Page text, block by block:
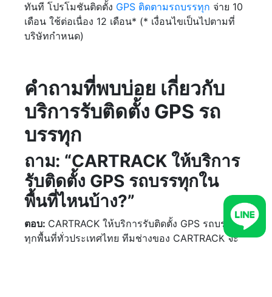
ทันที โปรโมชันติดตั้ง GPS ติดตามรถบรรทุก จ่าย 10
เดือน ใช้ต่อเนื่อง 12 เดือน* (* เงื่อนไขเป็นไปตามที่
บริษัทกำหนด)
คำถามที่พบบ่อย เกี่ยวกับ
บริการรับติดตั้ง GPS รถ
บรรทุก
ถาม: “CARTRACK ให้บริการ
รับติดตั้ง GPS รถบรรทุกใน
พื้นที่ไหนบ้าง?”
ตอบ: CARTRACK ให้บริการรับติดตั้ง GPS รถบรรทุก
ทุกพื้นที่ทั่วประเทศไทย ทีมช่างของ CARTRACK จะ